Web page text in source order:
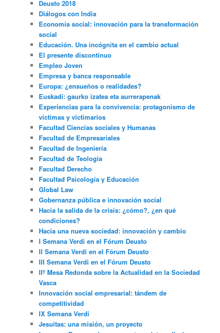
Deusto 2018
Diálogos con India
Economía social: innovación para la transformación
social
Educación. Una incógnita en el cambio actual
El presente discontinuo
Empleo Joven
Empresa y banca responsable
Europa: ¿ensueños o realidades?
Euskadi: gaurko izatea eta aurrerapenak
Experiencias para la convivencia: protagonismo de
víctimas y victimarios
Facultad Ciencias sociales y Humanas
Facultad de Empresariales
Facultad de Ingeniería
Facultad de Teología
Facultad Derecho
Facultad Psicología y Educación
Global Law
Gobernanza pública e innovación social
Hacia la salida de la crisis: ¿cómo?, ¿en qué
condiciones?
Hacia una nueva sociedad: innovación y cambio
I Semana Verdi en el Fórum Deusto
II Semana Verdi en el Fórum Deusto
III Semana Verdi en el Fórum Deusto
IIº Mesa Redonda sobre la Actualidad en la Sociedad
Vasca
Innovación social empresarial: tándem de
competitividad
IX Semana Verdi
Jesuitas: una misión, un proyecto